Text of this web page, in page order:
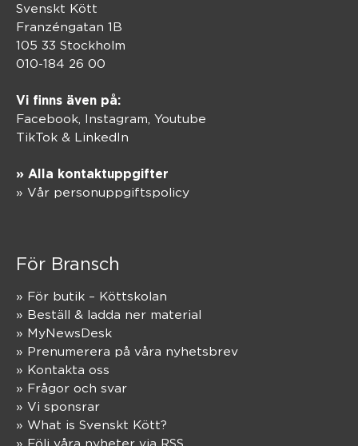
Svenskt Kött
Franzéngatan 1B
105 33 Stockholm
010-184 26 00
Vi finns även på:
Facebook, Instagram Youtube
TikTok & LinkedIn
» Alla kontaktuppgifter
» Vår personuppgiftspolicy
För Bransch
» För butik – Köttskolan
» Beställ & ladda ner material
» MyNewsDesk
» Prenumerera på våra nyhetsbrev
» Kontakta oss
» Frågor och svar
» Vi sponsrar
» What is Svenskt Kött?
» Följ våra nyheter via RSS